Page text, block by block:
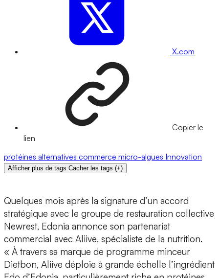
X.com
Copier le
lien
protéines alternatives commerce micro-algues Innovation
Afficher plus de tags Cacher les tags (+)
Quelques mois après la signature d’un accord
stratégique avec le groupe de restauration collective
Newrest, Edonia annonce son partenariat
commercial avec Aliive, spécialiste de la nutrition.
« À travers sa marque de programme minceur
Dietbon, Aliive déploie à grande échelle l’ingrédient